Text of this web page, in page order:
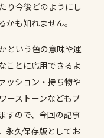
り今後どのようにし
も知れません。
という色の意味や運
ことに応用できるよ
ッション・持ち物や
ーストーンなどもプ
すので、今回の記事
永久保存版としてお